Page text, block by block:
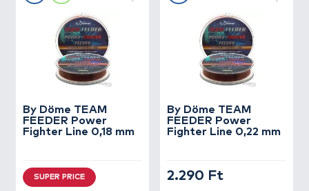
By Döme TEAM
FEEDER Power
Fighter Line 0,18 mm
SUPER PRICE
By Döme TEAM
FEEDER Power
Fighter Line 0,22 mm
2.290 Ft